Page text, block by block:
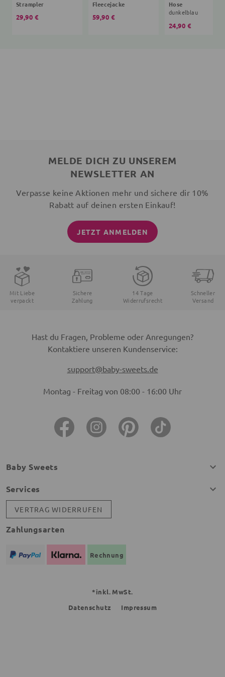
Strampler
29,90 €
Fleecejacke
59,90 €
Hose
dunkelblau
24,90 €
MELDE DICH ZU UNSEREM
NEWSLETTER AN
Verpasse keine Aktionen mehr und sichere dir 10%
Rabatt auf deinen ersten Einkauf!
JETZT ANMELDEN
Mit Liebe
verpackt
Sichere
Zahlung
14 Tage
Widerrufsrecht
Schneller
Versand
Hast du Fragen, Probleme oder Anregungen?
Kontaktiere unseren Kundenservice:
support@baby-sweets.de
Montag - Freitag von 08:00 - 16:00 Uhr
Baby Sweets
Services
VERTRAG WIDERRUFEN
Zahlungsarten
Rechnung
*inkl. MwSt.
Datenschutz
Impressum